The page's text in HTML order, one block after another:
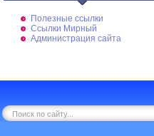
Полезные ссылки
Ссылки Мирный
Администрация сайта